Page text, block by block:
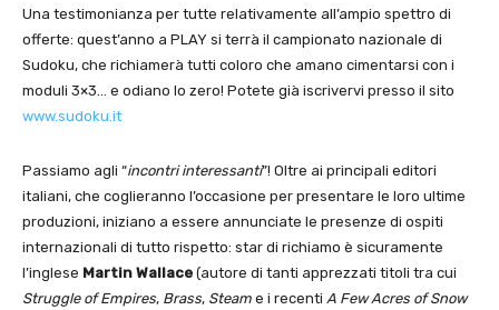
Una testimonianza per tutte relativamente all’ampio spettro di
offerte: quest’anno a PLAY si terrà il campionato nazionale di
Sudoku, che richiamerà tutti coloro che amano cimentarsi con i
moduli 3×3… e odiano lo zero! Potete già iscrivervi presso il sito
www.sudoku.it
Passiamo agli “incontri interessanti”! Oltre ai principali editori
italiani, che coglieranno l’occasione per presentare le loro ultime
produzioni, iniziano a essere annunciate le presenze di ospiti
internazionali di tutto rispetto: star di richiamo è sicuramente
l’inglese Martin Wallace (autore di tanti apprezzati titoli tra cui
Struggle of Empires, Brass, Steam e i recenti A Few Acres of Snow